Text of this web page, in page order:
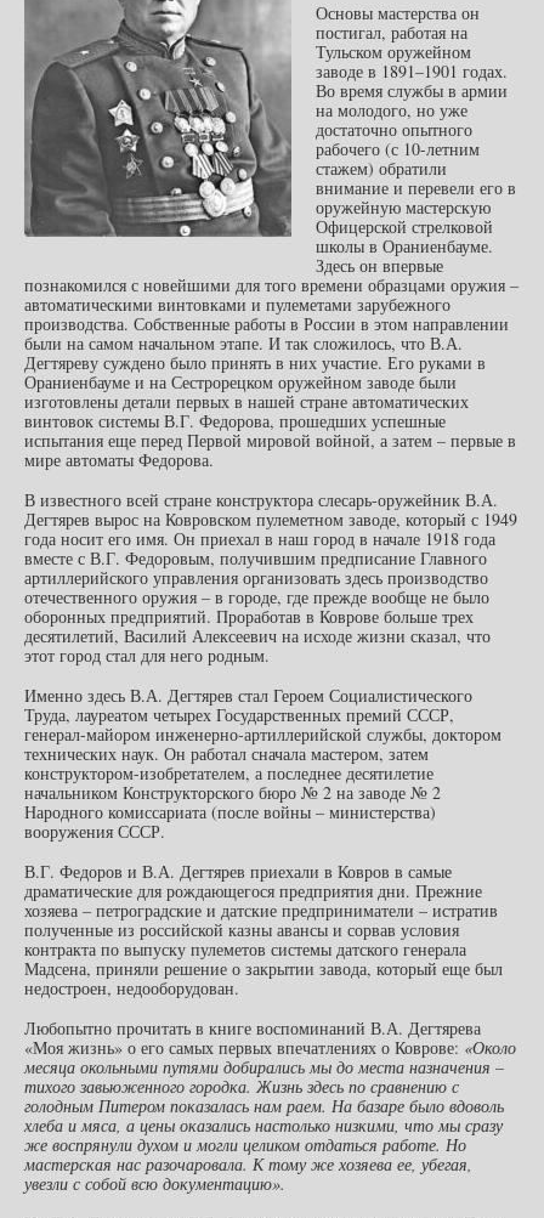
Основы мастерства он
постигал, работая на
Тульском оружейном
заводе в 1891–1901 годах.
Во время службы в армии
на молодого, но уже
достаточно опытного
рабочего (с 10-летним
стажем) обратили
внимание и перевели его в
оружейную мастерскую
Офицерской стрелковой
школы в Ораниенбауме.
Здесь он впервые
познакомился с новейшими для того времени образцами оружия –
автоматическими винтовками и пулеметами зарубежного
производства. Собственные работы в России в этом направлении
были на самом начальном этапе. И так сложилось, что В.А.
Дегтяреву суждено было принять в них участие. Его руками в
Ораниенбауме и на Сестрорецком оружейном заводе были
изготовлены детали первых в нашей стране автоматических
винтовок системы В.Г. Федорова, прошедших успешные
испытания еще перед Первой мировой войной, а затем – первые в
мире автоматы Федорова.
В известного всей стране конструктора слесарь-оружейник В.А.
Дегтярев вырос на Ковровском пулеметном заводе, который с 1949
года носит его имя. Он приехал в наш город в начале 1918 года
вместе с В.Г. Федоровым, получившим предписание Главного
артиллерийского управления организовать здесь производство
отечественного оружия – в городе, где прежде вообще не было
оборонных предприятий. Проработав в Коврове больше трех
десятилетий, Василий Алексеевич на исходе жизни сказал, что
этот город стал для него родным.
Именно здесь В.А. Дегтярев стал Героем Социалистического
Труда, лауреатом четырех Государственных премий СССР,
генерал-майором инженерно-артиллерийской службы, доктором
технических наук. Он работал сначала мастером, затем
конструктором-изобретателем, а последнее десятилетие
начальником Конструкторского бюро № 2 на заводе № 2
Народного комиссариата (после войны – министерства)
вооружения СССР.
В.Г. Федоров и В.А. Дегтярев приехали в Ковров в самые
драматические для рождающегося предприятия дни. Прежние
хозяева – петроградские и датские предприниматели – истратив
полученные из российской казны авансы и сорвав условия
контракта по выпуску пулеметов системы датского генерала
Мадсена, приняли решение о закрытии завода, который еще был
недостроен, недооборудован.
Любопытно прочитать в книге воспоминаний В.А. Дегтярева
«Моя жизнь» о его самых первых впечатлениях о Коврове: «Около
месяца окольными путями добирались мы до места назначения –
тихого завьюженного городка. Жизнь здесь по сравнению с
голодным Питером показалась нам раем. На базаре было вдоволь
хлеба и мяса, а цены оказались настолько низкими, что мы сразу
же воспрянули духом и могли целиком отдаться работе. Но
мастерская нас разочаровала. К тому же хозяева ее, убегая,
увезли с собой всю документацию».